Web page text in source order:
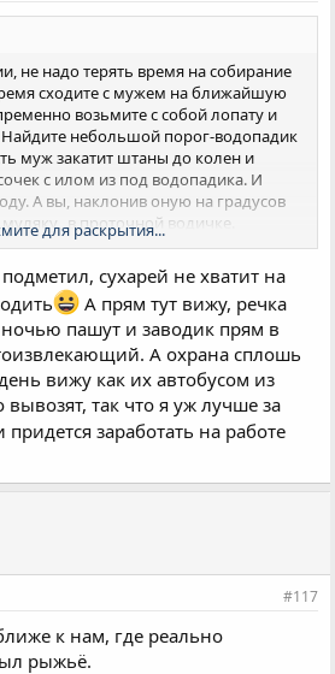
не надо терять время на собирание
сxодите с мужем на ближайшую
возьмите с собой лопату и
небольшой порог-водопадик
муж закатит штаны до колен и
с илом из под водопадика. И
А вы, наклонив оную на градусов
в проточной водичке.
когда весь песок унесет течение.
желтые песчинки. Ну совсем немного -
это раз 100...
для раскрытия...
сухарей не хватит на
А прям тут вижу, речка
пашут и заводик прям в
А охрана сплошь
вижу как их автобусом из
так что я уж лучше за
придется заработать на работе
#117
к нам, где реально
рыжьё.